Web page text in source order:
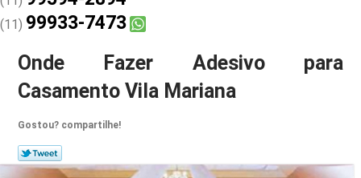
(11) 99933-7473
Onde Fazer Adesivo para
Casamento Vila Mariana
Gostou? compartilhe!